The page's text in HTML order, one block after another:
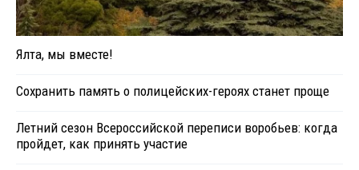
Ялта, мы вместе!
Сохранить память о полицейских-героях станет проще
Летний сезон Всероссийской переписи воробьев: когда
пройдет, как принять участие